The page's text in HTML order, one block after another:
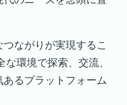
ながりが実現するこ
環境で探索、交流、
るプラットフォーム